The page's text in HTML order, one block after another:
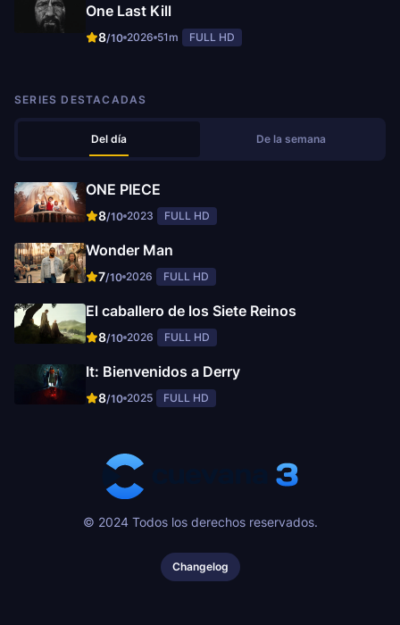
One Last Kill
8/10 2026 51m FULL HD
SERIES DESTACADAS
Del día De la semana
ONE PIECE
8/10 2023 FULL HD
Wonder Man
7/10 2026 FULL HD
El caballero de los Siete Reinos
8/10 2026 FULL HD
It: Bienvenidos a Derry
8/10 2025 FULL HD
© 2024 Todos los derechos reservados.
Changelog